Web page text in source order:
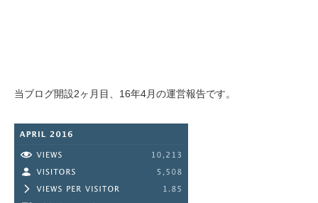
当ブログ開設2ヶ月目、16年4月の運営報告です。